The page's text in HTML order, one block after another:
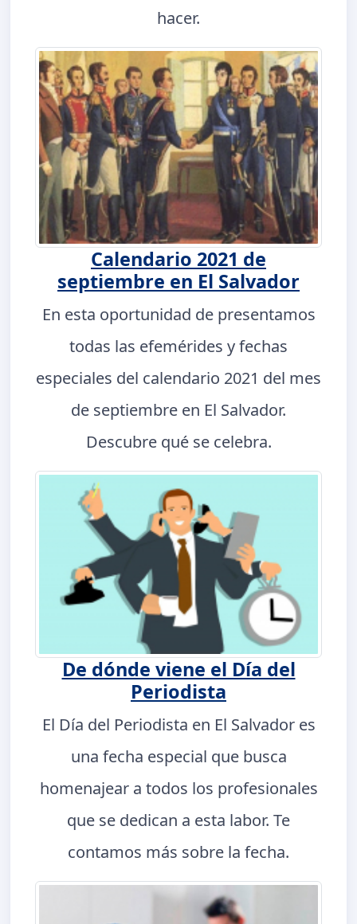
hacer.
Calendario 2021 de
septiembre en El Salvador
En esta oportunidad de presentamos
todas las efemérides y fechas
especiales del calendario 2021 del mes
de septiembre en El Salvador.
Descubre qué se celebra.
De dónde viene el Día del
Periodista
El Día del Periodista en El Salvador es
una fecha especial que busca
homenajear a todos los profesionales
que se dedican a esta labor. Te
contamos más sobre la fecha.